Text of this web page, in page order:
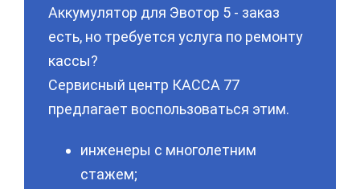
Аккумулятор для Эвотор 5 - заказ
есть, но требуется услуга по ремонту
кассы?
Сервисный центр КАССА 77
предлагает воспользоваться этим.
инженеры с многолетним
стажем;